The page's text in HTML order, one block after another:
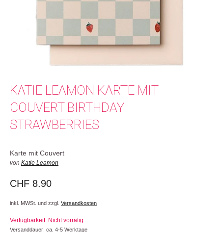
KATIE LEAMON KARTE MIT
COUVERT BIRTHDAY
STRAWBERRIES
Karte mit Couvert
von Katie Leamon
CHF 8.90
inkl. MWSt. und zzgl. Versandkosten
Verfügbarkeit: Nicht vorrätig
Versanddauer: ca. 4-5 Werktage